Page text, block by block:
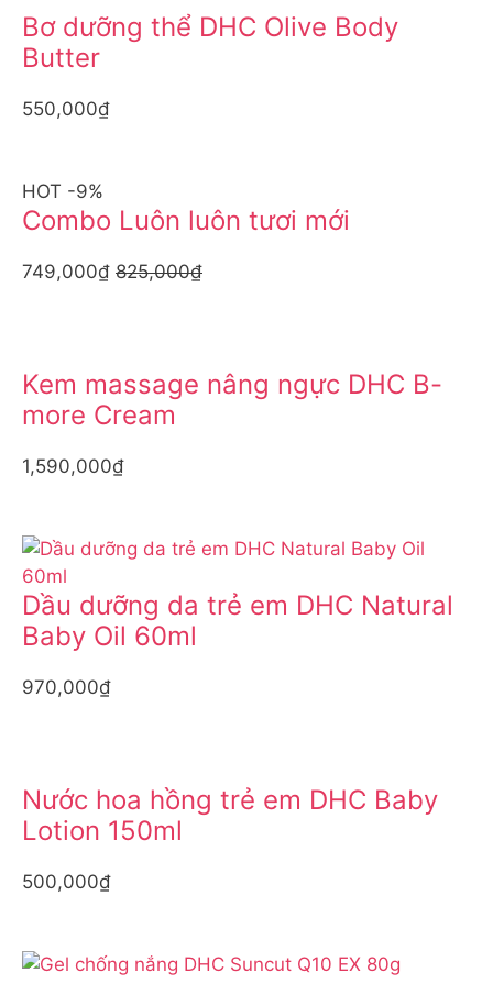
Bơ dưỡng thể DHC Olive Body
Butter
550,000₫
HOT -9%
Combo Luôn luôn tươi mới
749,000₫ 825,000₫
Kem massage nâng ngực DHC B-
more Cream
1,590,000₫
Dầu dưỡng da trẻ em DHC Natural
Baby Oil 60ml
970,000₫
Nước hoa hồng trẻ em DHC Baby
Lotion 150ml
500,000₫